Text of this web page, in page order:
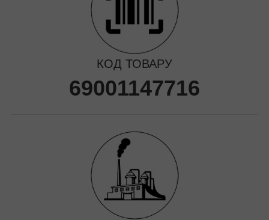
КОД ТОВАРУ
69001147716